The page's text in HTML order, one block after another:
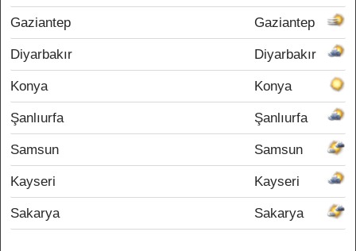
Gaziantep Gaziantep
Diyarbakır Diyarbakır
Konya Konya
Şanlıurfa Şanlıurfa
Samsun Samsun
Kayseri Kayseri
Sakarya Sakarya